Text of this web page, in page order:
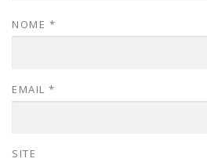
NOME *
EMAIL *
SITE